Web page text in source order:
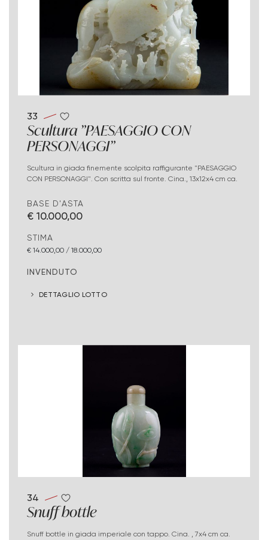
33
Scultura "PAESAGGIO CON
PERSONAGGI"
Scultura in giada finemente scolpita raffigurante "PAESAGGIO
CON PERSONAGGI". Con scritta sul fronte. Cina., 13x12x4 cm ca.
BASE D'ASTA
€ 10.000,00
STIMA
€ 14.000,00 / 18.000,00
INVENDUTO
DETTAGLIO LOTTO
34
Snuff bottle
Snuff bottle in giada imperiale con tappo. Cina. , 7x4 cm ca.